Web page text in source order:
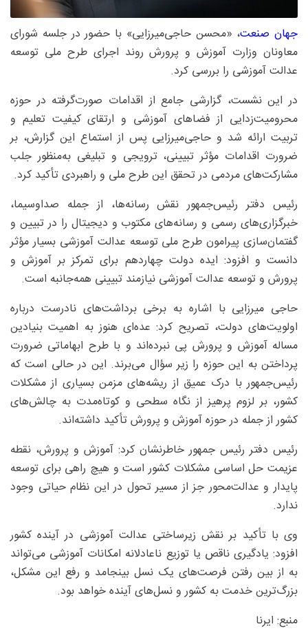
جهان صنعت، «محسن حاجی‌میرزایی» با حضور در جلسه شورای
معاونان وزارت آموزش و پرورش روند اجرای طرح ملی توسعه
عدالت آموزشی را بررسی کرد.
در این نشست، گزارشی جامع از اقدامات صورت‌گرفته در حوزه
محرومیت‌زدایی از فضاهای آموزشی و ارتقای کیفیت تعلیم و
تربیت ارائه شد و حاجی‌میرزایی پس از استماع این گزارش، بر
ضرورت اقدامات مؤثر تبیینی، ترویجی و تبلیغی به‌منظور جلب
مشارکت‌های مردمی در تحقق این طرح ملی و راهبردی تأکید کرد.
رئیس دفتر رئیس‌جمهور نقش رسانه‌ها، از جمله صداوسیما،
خبرگزاری‌های رسمی و رسانه‌های مکتوب و دیجیتال را در تبیین و
گفتمان‌سازی پیرامون طرح ملی توسعه عدالت آموزشی بسیار مؤثر
دانست و افزود: ایده دولت چهاردهم برای تمرکز بر آموزش و
پرورش و توسعه عدالت آموزشی نیازمند تبیینی همه‌جانبه است.
حاجی میرزایی با اشاره به برخی برداشت‌های نادرست درباره
اولویت‌های دولت، تصریح کرد: عده‌ای هنوز به اهمیت بنیادین
مساله آموزش و پرورش پی نبرده‌اند و با طرح ابهاماتی ضرورت
پرداختن به این حوزه را زیر سؤال می‌برند. این در حالی است که
رئیس‌جمهور با درک عمیق از ریشه‌های مزمن بسیاری از مشکلات
کشور، بر لزوم پرهیز از نگاه سطحی و کوتاه‌مدت به چالش‌های
کشور از جمله در حوزه آموزش و پرورش تأکید داشته‌اند.
رئیس دفتر رئیس جمهور خاطرنشان کرد: آموزش و پرورش، نقطه
عزیمت حل اساسی مشکلات کشور است و هیچ راهی برای توسعه
پایدار و عدالت‌محور جز از مسیر تحول در این نظام حیاتی وجود
ندارد.
وی با تأکید بر نقش زیرساختی عدالت آموزشی در آینده کشور
افزود: یادگیری ناقص یا توزیع ناعادلانه امکانات آموزشی می‌تواند
به از بین رفتن فرصت‌های یک نسل بینجامد و رفع این مشکل،
بزرگ‌ترین خدمت به کشور و نسل‌های آینده خواهد بود.
منبع: ایرنا